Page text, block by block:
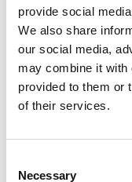
provide social
We also share
our social media,
may combine it with
provided to them or
of their services.
Selection
Necessary
touko 11, 2024
Miten